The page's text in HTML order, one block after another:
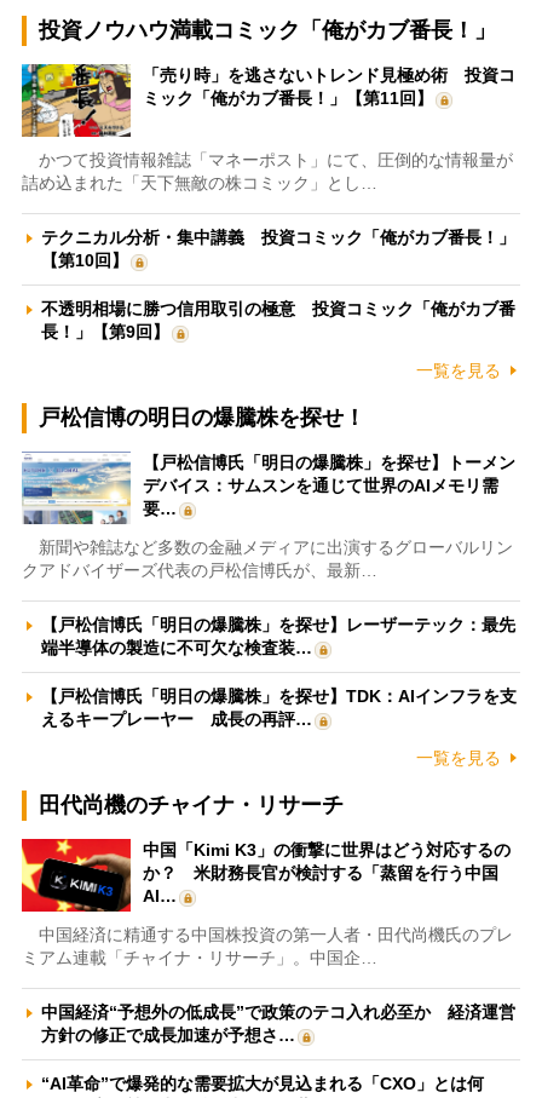
投資ノウハウ満載コミック「俺がカブ番長！」
「売り時」を逃さないトレンド見極め術 投資コ
ミック「俺がカブ番長！」【第11回】
かつて投資情報雑誌「マネーポスト」にて、圧倒的な情報量が
詰め込まれた「天下無敵の株コミック」とし…
テクニカル分析・集中講義 投資コミック「俺がカブ番長！」
【第10回】
不透明相場に勝つ信用取引の極意 投資コミック「俺がカブ番
長！」【第9回】
一覧を見る
戸松信博の明日の爆騰株を探せ！
【戸松信博氏「明日の爆騰株」を探せ】トーメン
デバイス：サムスンを通じて世界のAIメモリ需
要…
新聞や雑誌など多数の金融メディアに出演するグローバルリン
クアドバイザーズ代表の戸松信博氏が、最新…
【戸松信博氏「明日の爆騰株」を探せ】レーザーテック：最先
端半導体の製造に不可欠な検査装…
【戸松信博氏「明日の爆騰株」を探せ】TDK：AIインフラを支
えるキープレーヤー 成長の再評…
一覧を見る
田代尚機のチャイナ・リサーチ
中国「Kimi K3」の衝撃に世界はどう対応するの
か？ 米財務長官が検討する「蒸留を行う中国
AI…
中国経済に精通する中国株投資の第一人者・田代尚機氏のプレ
ミアム連載「チャイナ・リサーチ」。中国企…
中国経済“予想外の低成長”で政策のテコ入れ必至か 経済運営
方針の修正で成長加速が予想さ…
“AI革命”で爆発的な需要拡大が見込まれる「CXO」とは何